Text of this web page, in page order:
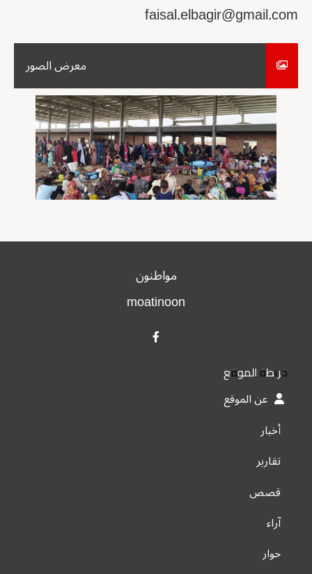
faisal.elbagir@gmail.com
معرض الصور
مواطنون
moatinoon
خريطة الموقع
عن الموقع
أخبار
تقارير
قصص
آراء
حوار